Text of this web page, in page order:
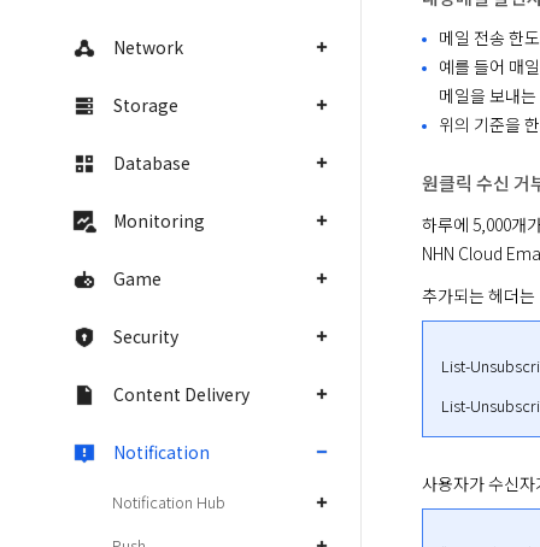
Network
Storage
Database
Monitoring
Game
Security
Content Delivery
Notification
Notification Hub
메일 전송 한
예를 들어 매
메일을 보내
위의 기준을
원클릭 수신 거
하루에 5,000개
NHN Cloud
추가되는 헤더
List-
List-
사용자가 수신